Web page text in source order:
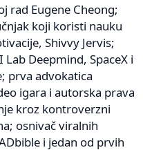
rad Eugene Cheong;
koji koristi nauku
Shivvy Jervis;
Deepmind, SpaceX i
prva advokatica
igara i autorska prava
kroz kontroverzni
osnivač viralnih
i jedan od prvih